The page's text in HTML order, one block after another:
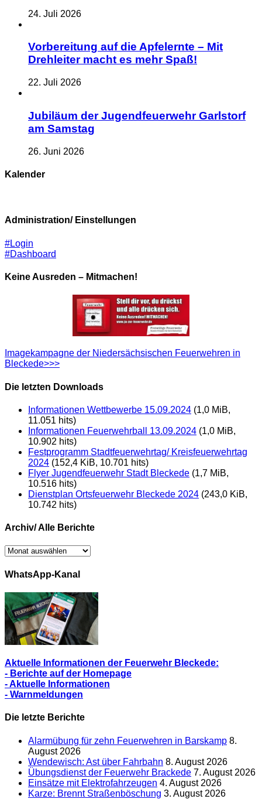
24. Juli 2026
Vorbereitung auf die Apfelernte – Mit
Drehleiter macht es mehr Spaß!
22. Juli 2026
Jubiläum der Jugendfeuerwehr Garlstorf
am Samstag
26. Juni 2026
Kalender
Administration/ Einstellungen
#Login
#Dashboard
Keine Ausreden – Mitmachen!
Imagekampagne der Niedersächsischen Feuerwehren in
Bleckede>>>
Die letzten Downloads
Informationen Wettbewerbe 15.09.2024 (1,0 MiB,
11.051 hits)
Informationen Feuerwehrball 13.09.2024 (1,0 MiB,
10.902 hits)
Festprogramm Stadtfeuerwehrtag/ Kreisfeuerwehrtag
2024 (152,4 KiB, 10.701 hits)
Flyer Jugendfeuerwehr Stadt Bleckede (1,7 MiB,
10.516 hits)
Dienstplan Ortsfeuerwehr Bleckede 2024 (243,0 KiB,
10.742 hits)
Archiv/ Alle Berichte
Archiv/
Berichte
WhatsApp-Kanal
Aktuelle Informationen der Feuerwehr Bleckede:
- Berichte auf der Homepage
- Aktuelle Informationen
- Warnmeldungen
Die letzte Berichte
Alarmübung für zehn Feuerwehren in Barskamp 8.
August 2026
Wendewisch: Ast über Fahrbahn 8. August 2026
Übungsdienst der Feuerwehr Brackede 7. August 2026
Einsätze mit Elektrofahrzeugen 4. August 2026
Karze: Brennt Straßenböschung 3. August 2026